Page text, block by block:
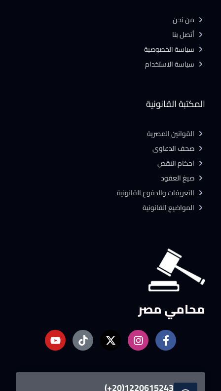
محامي مصر
المكتبة القانونية
القوانين المصرية
صحف الدعاوى
احكام النقض
صيغ العقود
التعريفات والدفوع القانونية
المواضيع القانونية
من نحن
أتصل بنا
سياسة الخصوصية
سياسة الاستخدام